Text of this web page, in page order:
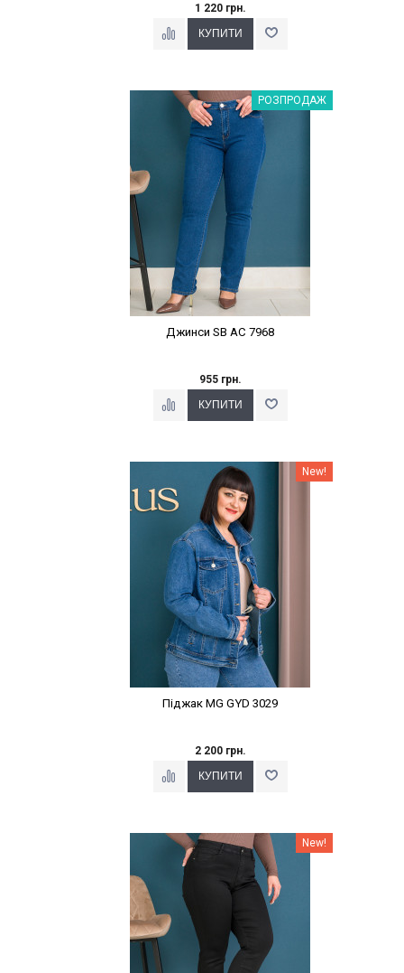
1 220 грн.
Наклейки Варіант з %РОЗПРОДАЖ
Джинси SB AC 7968
955 грн.
Наклейки Варіант з % New!
Піджак MG GYD 3029
2 200 грн.
Наклейки Варіант з % New!